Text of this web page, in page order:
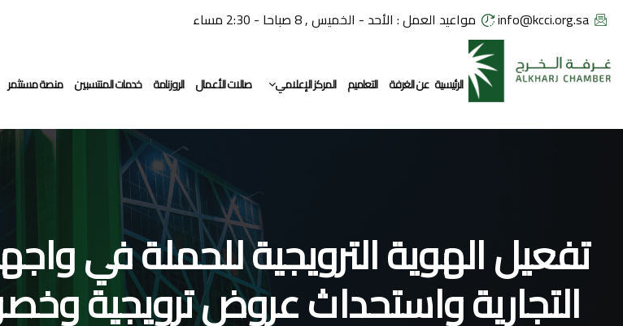
info@kcci.org.sa مواعيد العمل : الأحد - الخميس , 8 صباحا - 2:30 مساء
الرئيسية عن الغرفة التعاميم المركز الإعلامي صالات الأعمال الروزنامة خدمات المنتسبين منصة مستثمر
التدريب النوعي
التوظيف
تفعيل الهوية الترويجية للحملة في
التجارية واستحداث عروض ترويجية